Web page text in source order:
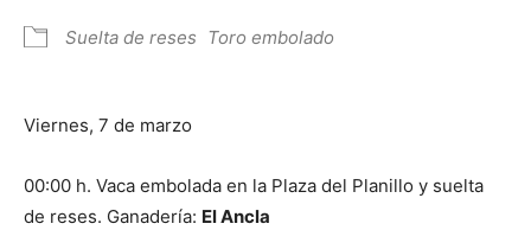
Suelta de reses Toro embolado
Viernes, 7 de marzo
00:00 h. Vaca embolada en la Plaza del Planillo y suelta
de reses. Ganadería: El Ancla